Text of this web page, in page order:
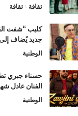
ثقافة ثقافة
كليب “شفت
جديد يُضاف
الوطنية
حسناء جبري
الفنان عادل
الوطنية